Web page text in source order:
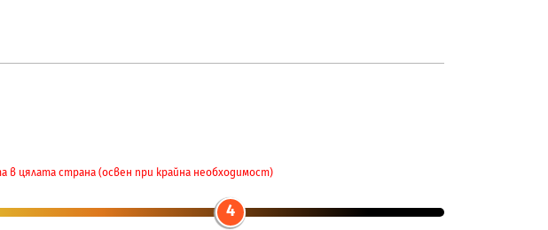
в цялата страна (освен при крайна необходимост)
4